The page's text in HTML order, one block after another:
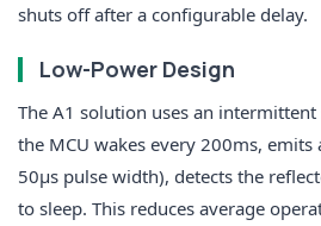
shuts off after a configurable delay.
Low-Power Design
The A1 solution uses an intermittent
the MCU wakes every 200ms, emits
50μs pulse width), detects the
to sleep. This reduces average